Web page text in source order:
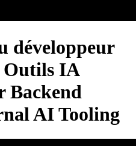
développeur
Outils IA
Backend
AI Tooling